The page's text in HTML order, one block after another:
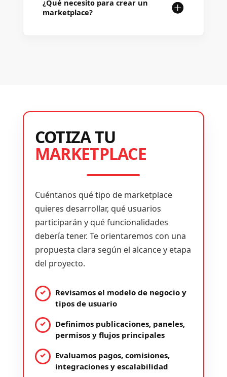
¿Qué necesito para crear un
marketplace?
COTIZA TU
MARKETPLACE
Cuéntanos qué tipo de marketplace
quieres desarrollar, qué usuarios
participarán y qué funcionalidades
debería tener. Te orientaremos con una
propuesta clara según el alcance y etapa
del proyecto.
Revisamos el modelo de negocio y
tipos de usuario
Definimos publicaciones, paneles,
permisos y flujos principales
Evaluamos pagos, comisiones,
integraciones y escalabilidad